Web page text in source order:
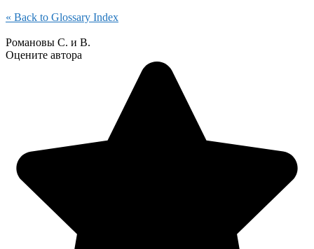
« Back to Glossary Index
Романовы С. и В.
Оцените автора